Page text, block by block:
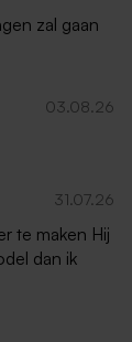
envelop
zal gaan
03.08.26
31.07.26
te maken Hij
dan ik